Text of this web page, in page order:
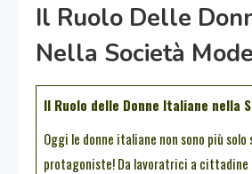
Il Ruolo Delle
Nella Società
Il Ruolo delle Donne Italiane nella
Oggi le donne italiane non sono più solo
protagoniste! Da lavoratrici a cittadine